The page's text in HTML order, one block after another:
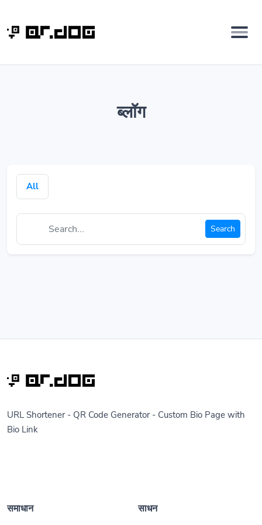
ब्लॉग
All
Search
URL Shortener - QR Code Generator - Custom Bio Page with
Bio Link
समाधान साधन